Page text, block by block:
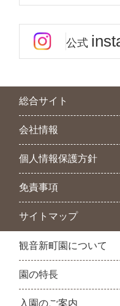
公式
総合サイト
会社情報
個人情報保護方針
免責事項
サイトマップ
観音新町園について
園の特長
入園のご案内